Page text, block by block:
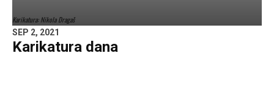
Karikatura: Nikola Dragaš
SEP 2, 2021
Karikatura dana